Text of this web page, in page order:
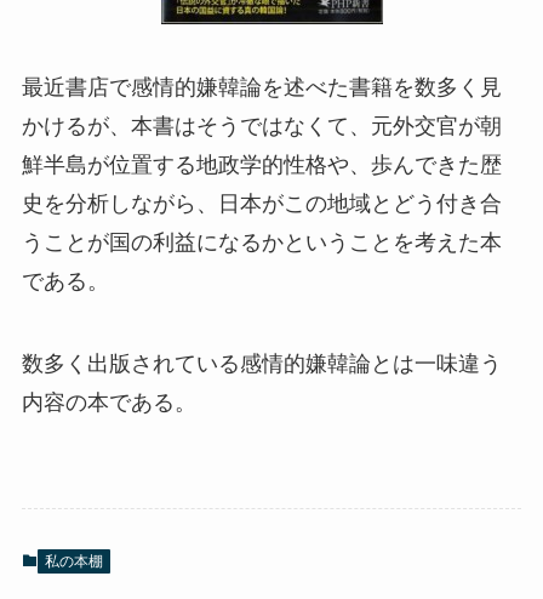
最近書店で感情的嫌韓論を述べた書籍を数多く見
かけるが、本書はそうではなくて、元外交官が朝
鮮半島が位置する地政学的性格や、歩んできた歴
史を分析しながら、日本がこの地域とどう付き合
うことが国の利益になるかということを考えた本
である。
数多く出版されている感情的嫌韓論とは一味違う
内容の本である。
私の本棚